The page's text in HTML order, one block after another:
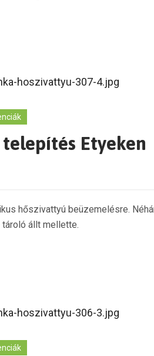
Etyeken
hőszivattyú beüzemelésre.
állt mellette.